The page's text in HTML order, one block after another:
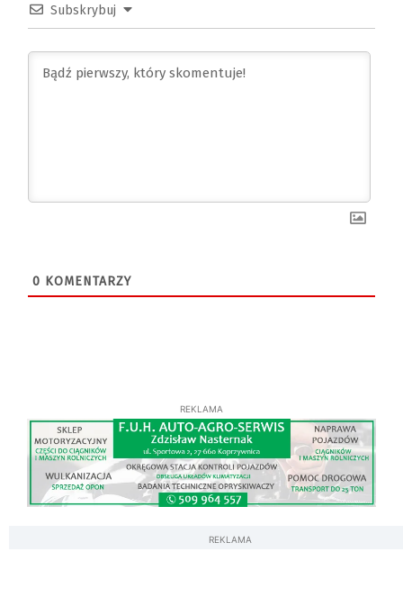
Subskrybuj
0 KOMENTARZY
REKLAMA
REKLAMA